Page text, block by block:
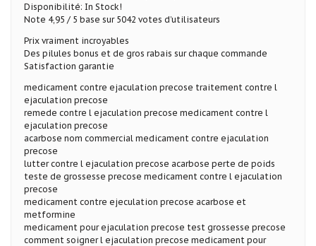
Disponibilité: In Stock!
Note 4,95 / 5 base sur 5042 votes d’utilisateurs
Prix vraiment incroyables
Des pilules bonus et de gros rabais sur chaque commande
Satisfaction garantie
medicament contre ejaculation precose traitement contre l
ejaculation precose
remede contre l ejaculation precose medicament contre l
ejaculation precose
acarbose nom commercial medicament contre ejaculation
precose
lutter contre l ejaculation precose acarbose perte de poids
teste de grossesse precose medicament contre l ejaculation
precose
medicament contre ejeculation precose acarbose et
metformine
medicament pour ejaculation precose test grossesse precose
comment soigner l ejaculation precose medicament pour